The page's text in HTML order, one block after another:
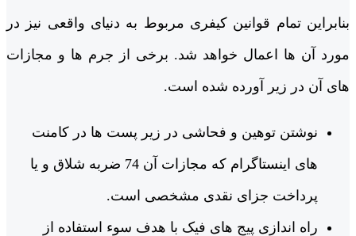
بنابراین تمام قوانین کیفری مربوط به دنیای واقعی نیز در
مورد آن ها اعمال خواهد شد. برخی از جرم ها و مجازات
های آن در زیر آورده شده است.
نوشتن توهین و فحاشی در زیر پست ‌ها در کامنت‌
های اینستاگرام که مجازات آن 74 ضربه شلاق و یا
پرداخت جزای نقدی مشخصی است.
راه اندازی پیج های فیک با هدف سوء استفاده از